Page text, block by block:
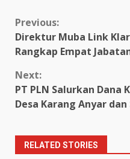
Continue
Reading
Previous:
Direktur Muba Link
Rangkap Empat
Next:
PT PLN Salurkan Dana
Desa Karang Anyar
RELATED STORIES